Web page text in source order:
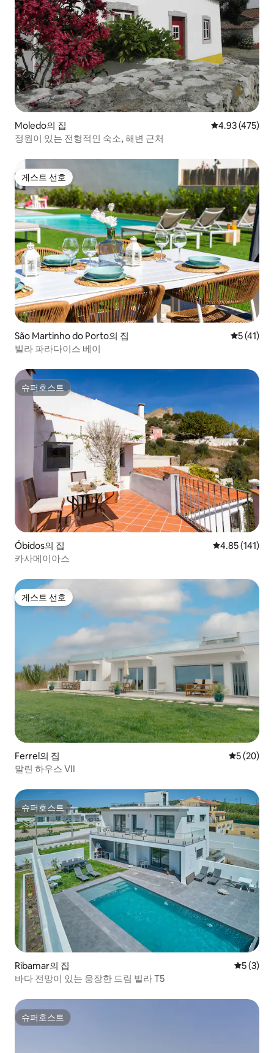
Moledo의 집 평점 4.93점(5
4.93 (475)
정원이 있는 전형적인 숙소, 해변 근처
게스트 선호
게스트 선호
São Martinho do Porto의 집 평점 5점
5 (41)
빌라 파라다이스 베이
슈퍼호스트
슈퍼호스트
Óbidos의 집 평점 4.85점(5
4.85 (141)
카사메이아스
게스트 선호
게스트 선호
Ferrel의 집 평점 5점(5
5 (20)
말린 하우스 VII
슈퍼호스트
슈퍼호스트
Ribamar의 집 평점 5점
5 (3)
바다 전망이 있는 웅장한 드림 빌라 T5
슈퍼호스트
슈퍼호스트